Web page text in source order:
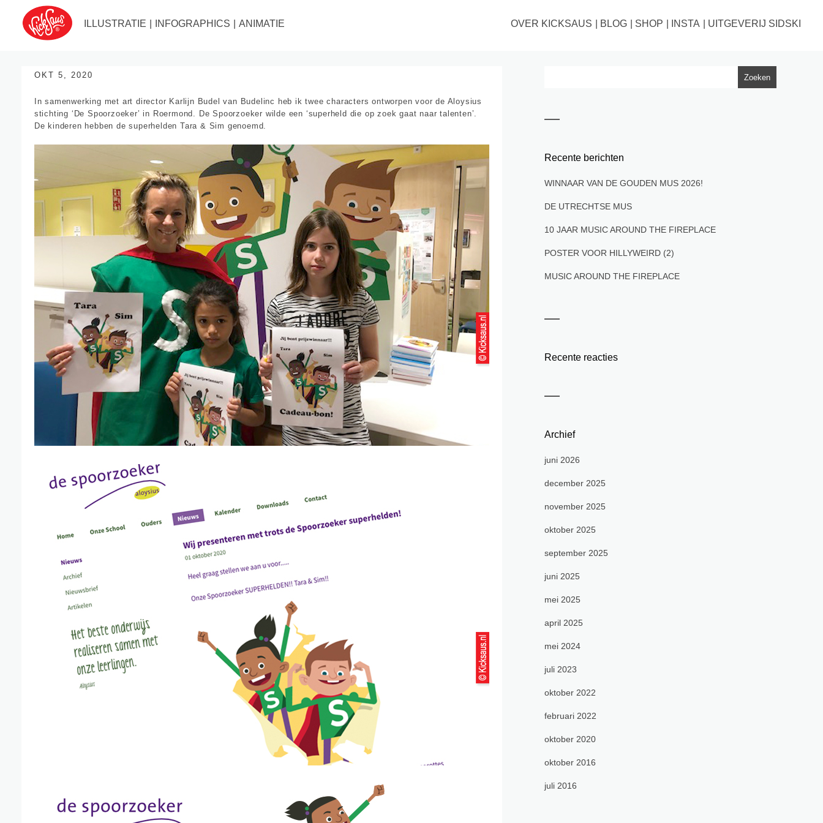
ILLUSTRATIE INFOGRAPHICS ANIMATIE OVER KICKSAUS BLOG SHOP INSTA UITGEVERIJ SIDSKI
OKT 5, 2020
In samenwerking met art director Karlijn Budel van Budelinc heb ik twee characters ontworpen voor de Aloysius
stichting ‘De Spoorzoeker’ in Roermond. De Spoorzoeker wilde een ‘superheld die op zoek gaat naar talenten’.
De kinderen hebben de superhelden Tara & Sim genoemd.
Recente berichten
WINNAAR VAN DE GOUDEN MUS 2026!
DE UTRECHTSE MUS
10 JAAR MUSIC AROUND THE FIREPLACE
POSTER VOOR HILLYWEIRD (2)
MUSIC AROUND THE FIREPLACE
Recente reacties
Archief
juni 2026
december 2025
november 2025
oktober 2025
september 2025
juni 2025
mei 2025
april 2025
mei 2024
juli 2023
oktober 2022
februari 2022
oktober 2020
oktober 2016
juli 2016